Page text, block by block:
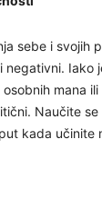
sebe i svojih
negativni. Iako
mana
Naučite
kada učinite